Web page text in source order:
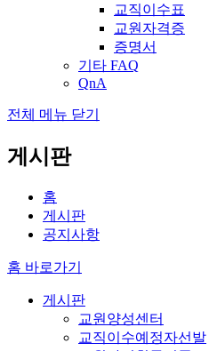
교직이수표
교원자격증
증명서
기타 FAQ
QnA
전체 메뉴 닫기
게시판
홈
게시판
공지사항
홈 바로가기
게시판
교원양성센터
교직이수예정자선발